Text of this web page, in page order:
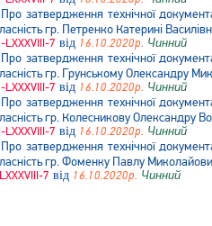
Про затвердження технічної
гр. Петренко Катерині
7 від 16.10.2020р. Чинний
Про затвердження технічної
гр. Грунському Олександру
7 від 16.10.2020р. Чинний
Про затвердження технічної
гр. Колесникову Олександру
7 від 16.10.2020р. Чинний
Про затвердження технічної
гр. Фоменку Павлу
7 від 16.10.2020р. Чинний